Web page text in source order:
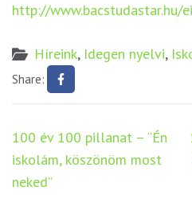
http://www.bacstudastar.hu/
Híreink, Idegen nyelvi,
Share:
Bejegyzés
navigáció
100 év 100 pillanat – “Én
iskolám, köszönöm most
neked”